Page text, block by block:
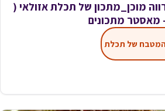
מוכן_מתכון של תכלת אזולאי (
מתכונים
המטבח של תכלת